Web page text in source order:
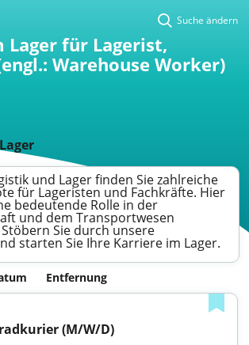
Suche ändern
Lager für Lagerist,
Warehouse Worker)
Lager
und Lager finden Sie zahlreiche
für Lageristen und Fachkräfte. Hier
bedeutende Rolle in der
und dem Transportwesen
Sie durch unsere
starten Sie Ihre Karriere im Lager.
Entfernung
(M/W/D)